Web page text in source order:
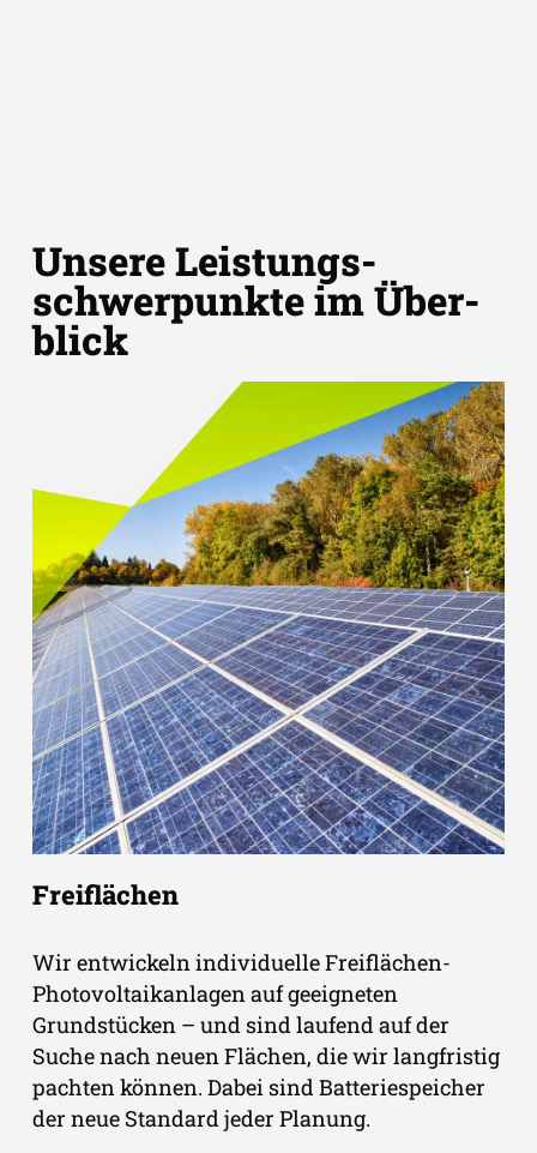
Unsere Leistungs­
schwer­punkte im Über­
blick
Freiflächen
Wir entwickeln individuelle Freiflächen-
Photovoltaikanlagen auf geeigneten
Grundstücken – und sind laufend auf der
Suche nach neuen Flächen, die wir langfristig
pachten können. Dabei sind Batteriespeicher
der neue Standard jeder Planung.